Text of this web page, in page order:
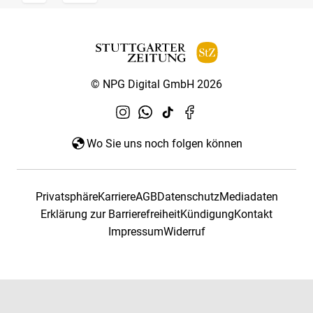
© NPG Digital GmbH 2026
Wo Sie uns noch folgen können
PrivatsphäreKarriereAGBDatenschutzMediadaten
Erklärung zur BarrierefreiheitKündigungKontakt
ImpressumWiderruf